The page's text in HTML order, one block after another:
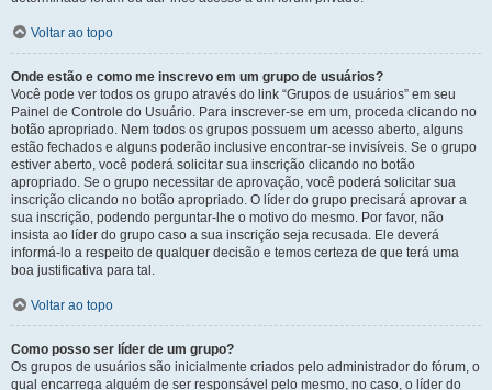
Voltar ao topo
Onde estão e como me inscrevo em um grupo de usuários?
Você pode ver todos os grupo através do link “Grupos de usuários” em seu
Painel de Controle do Usuário. Para inscrever-se em um, proceda clicando no
botão apropriado. Nem todos os grupos possuem um acesso aberto, alguns
estão fechados e alguns poderão inclusive encontrar-se invisíveis. Se o grupo
estiver aberto, você poderá solicitar sua inscrição clicando no botão
apropriado. Se o grupo necessitar de aprovação, você poderá solicitar sua
inscrição clicando no botão apropriado. O líder do grupo precisará aprovar a
sua inscrição, podendo perguntar-lhe o motivo do mesmo. Por favor, não
insista ao líder do grupo caso a sua inscrição seja recusada. Ele deverá
informá-lo a respeito de qualquer decisão e temos certeza de que terá uma
boa justificativa para tal.
Voltar ao topo
Como posso ser líder de um grupo?
Os grupos de usuários são inicialmente criados pelo administrador do fórum, o
qual encarrega alguém de ser responsável pelo mesmo, no caso, o líder do